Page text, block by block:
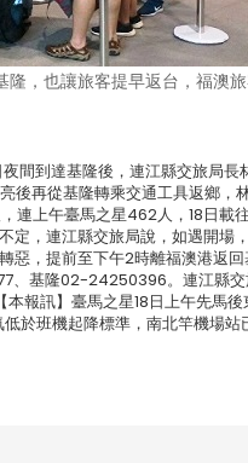
，也讓旅客提早返台，福澳
間到達基隆後，連江縣交旅局
後再從基隆轉乘交通工具返鄉，
連上午臺馬之星462人，18日
定，連江縣交旅局說，如遇開
惡，提前至下午2時離福澳港返
基隆02-24250396。連江縣交
訊】臺馬之星18日上午先馬後
班機起降標準，南北竿機場站